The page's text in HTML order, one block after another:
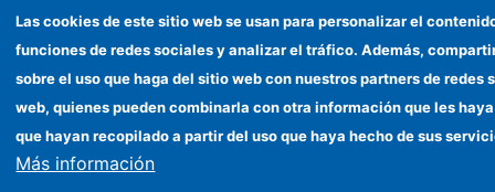
Las cookies de este sitio web se usan para personalizar el
funciones de redes sociales y analizar el tráfico. Además,
sobre el uso que haga del sitio web con nuestros partners de redes
web, quienes pueden combinarla con otra información que les
que hayan recopilado a partir del uso que haya hecho de sus
Más información